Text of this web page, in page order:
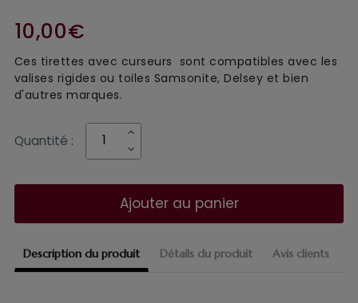
Description du produit Détails du produit Avis clients
10,00€
Ces tirettes avec curseurs sont compatibles avec les
valises rigides ou toiles Samsonite, Delsey et bien
d'autres marques.
Quantité :
Ajouter au panier